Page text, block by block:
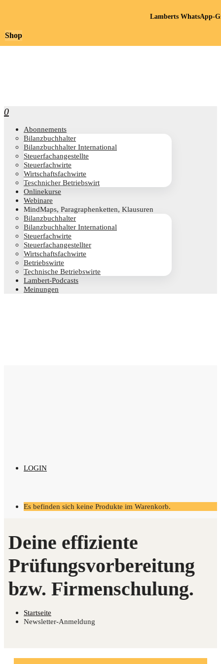
0
Abon­ne­ments
Bilanz­buch­hal­ter
Bilanz­buch­hal­ter International
Steu­er­fach­an­ge­stell­te
Steu­er­fach­wir­te
Wirt­schafts­fach­wir­te
Teschni­cher Betriebswirt
Online­kur­se
Web­i­na­re
Mind­Maps, Para­gra­phen­ket­ten, Klausuren
Bilanz­buch­hal­ter
Bilanz­buch­hal­ter International
Steu­er­fach­wir­te
Steu­er­fach­an­ge­stell­ter
Wirt­schafts­fach­wir­te
Betriebs­wir­te
Tech­ni­sche Betriebswirte
Lam­­bert-Pod­­casts
Mei­nun­gen
LOGIN
Es befinden sich keine Produkte im Warenkorb.
Startseite
Newsletter-Anmeldung
Shop
Lamberts WhatsApp-